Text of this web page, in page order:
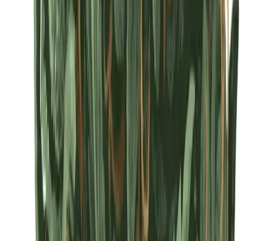
Sativa Strains Indica Strains Hybrid Strains
Standorte